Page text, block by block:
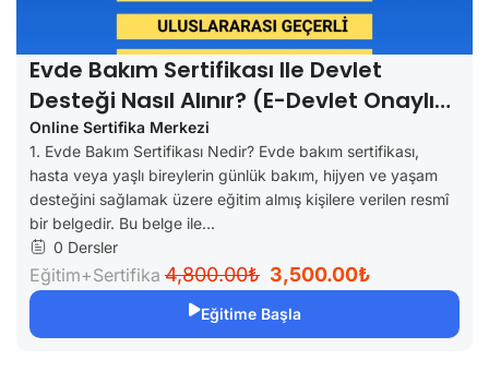
Evde Bakım Sertifikası Ile Devlet
Desteği Nasıl Alınır? (e-Devlet Onaylı
Rehber)
Online Sertifika Merkezi
1. Evde Bakım Sertifikası Nedir? Evde bakım sertifikası,
hasta veya yaşlı bireylerin günlük bakım, hijyen ve yaşam
desteğini sağlamak üzere eğitim almış kişilere verilen resmî
bir belgedir. Bu belge ile...
0 Dersler
Eğitim+Sertifika 4,800.00₺ 3,500.00₺
Eğitime Başla